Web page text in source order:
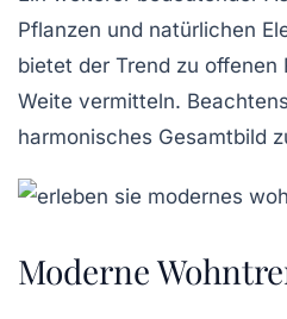
Pflanzen und natürlichen
bietet der Trend zu offenen
Weite vermitteln.
harmonisches Gesamtbild
Moderne